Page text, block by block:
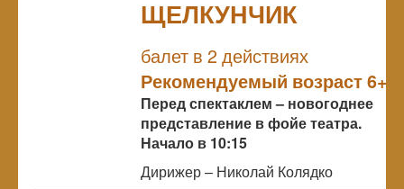
ЩЕЛКУНЧИК
балет в 2 действиях
Рекомендуемый возраст 6+
Перед спектаклем – новогоднее
представление в фойе театра.
Начало в 10:15
Дирижер – Николай Колядко